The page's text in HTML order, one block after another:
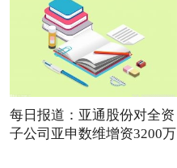
每日报道：亚通股份对全资
子公司亚申数维增资3200万